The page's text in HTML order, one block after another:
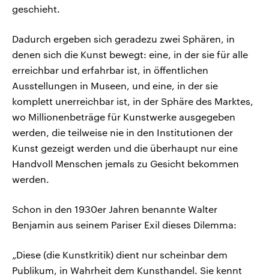
geschieht.
Dadurch ergeben sich geradezu zwei Sphären, in
denen sich die Kunst bewegt: eine, in der sie für alle
erreichbar und erfahrbar ist, in öffentlichen
Ausstellungen in Museen, und eine, in der sie
komplett unerreichbar ist, in der Sphäre des Marktes,
wo Millionenbeträge für Kunstwerke ausgegeben
werden, die teilweise nie in den Institutionen der
Kunst gezeigt werden und die überhaupt nur eine
Handvoll Menschen jemals zu Gesicht bekommen
werden.
Schon in den 1930er Jahren benannte Walter
Benjamin aus seinem Pariser Exil dieses Dilemma:
„Diese (die Kunstkritik) dient nur scheinbar dem
Publikum, in Wahrheit dem Kunsthandel. Sie kennt